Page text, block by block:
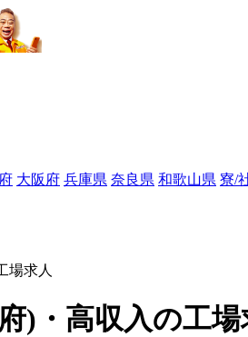
大阪府 兵庫県 奈良県 和歌山県 寮/
場求人
)・高収入の工